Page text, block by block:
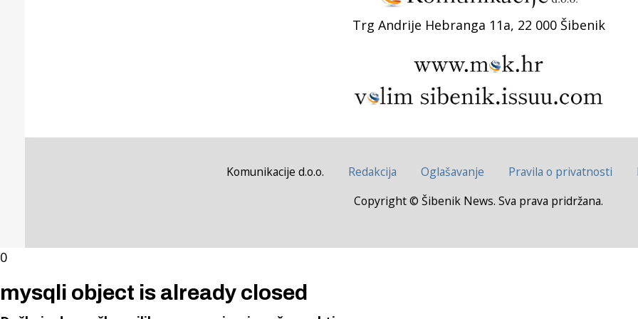
Trg Andrije Hebranga 11a, 22 000 Šibenik
Komunikacije d.o.o. Redakcija Oglašavanje Pravila o privatnosti
Copyright © Šibenik News. Sva prava pridržana.
0
mysqli object is already closed